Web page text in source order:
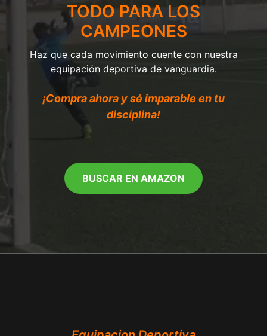
TODO PARA LOS
CAMPEONES
Haz que cada movimiento cuente con nuestra
equipación deportiva de vanguardia.
¡Compra ahora y sé imparable en tu
disciplina!
BUSCAR EN AMAZON